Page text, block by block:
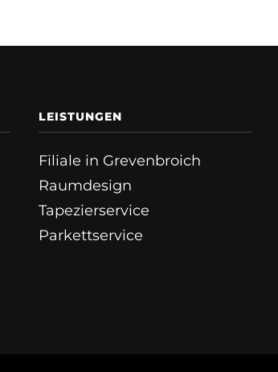
LEISTUNGEN
Filiale in Grevenbroich
Raumdesign
Tapezierservice
Parkettservice